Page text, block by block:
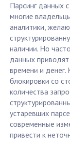
Парсинг данных
многие
аналитики,
наличии. Но
данных
времени и
блокировки со
количества
устаревших
современные
привести к